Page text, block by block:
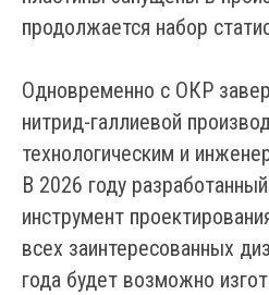
продолжается набор
Одновременно с ОКР
нитрид-галлиевой
технологическим и
В 2026 году
инструмент
всех заинтересованных
года будет возможно